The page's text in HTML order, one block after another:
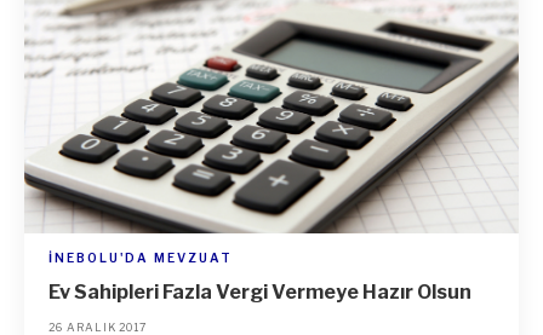
İNEBOLU'DA MEVZUAT
Ev Sahipleri Fazla Vergi Vermeye Hazır Olsun
26 ARALIK 2017